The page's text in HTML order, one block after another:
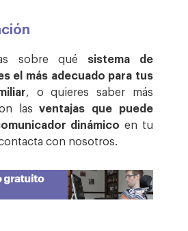
sobre qué sistema de
el más adecuado para tus
, o quieres saber más
lasventajas que puede
dinámico en tu
con nosotros.